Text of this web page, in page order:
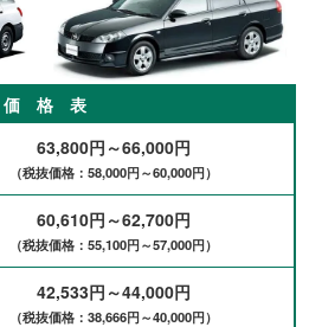
価 格 表
63,800円～66,000円
（税抜価格：58,000円～60,000円）
60,610円～62,700円
（税抜価格：55,100円～57,000円）
42,533円～44,000円
（税抜価格：38,666円～40,000円）